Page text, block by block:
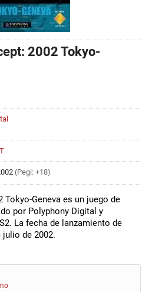
2002 Tokyo-
(Pegi: +18)
Tokyo-Geneva es un juego de
por Polyphony Digital y
La fecha de lanzamiento de
de 2002.